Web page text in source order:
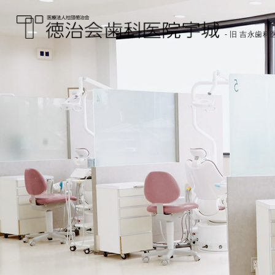
医療法人社団徳治会
徳治会歯科医院宇城
[旧 吉永歯科医院]｜熊
本県宇城市
- 旧 吉永歯科